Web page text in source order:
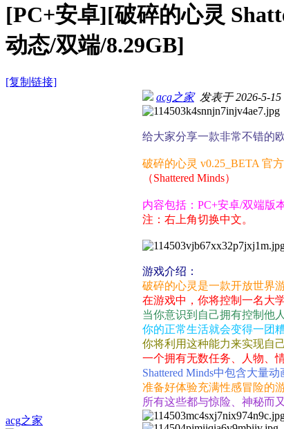
[PC+安卓][破碎的心灵
动态/双端/8.29GB]
[复制链接]
acg之家
acg之家发表于 2026-5-15
给大家分享一款非常不错的
破碎的心灵 v0.25_BETA 官
（Shattered Minds）
内容包括：PC+安卓/双端版
注：右上角切换中文。
游戏介绍：
破碎的心灵是一款开放世界
在游戏中，你将控制一名大
当你意识到自己拥有控制他
你的正常生活就会变得一团糟
你将利用这种能力来实现自
一个拥有无数任务、人物、
Shattered Minds中包含大量
准备好体验充满性感冒险的
所有这些都与惊险、神秘而